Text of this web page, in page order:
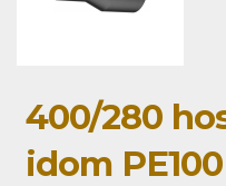
400/280
idom